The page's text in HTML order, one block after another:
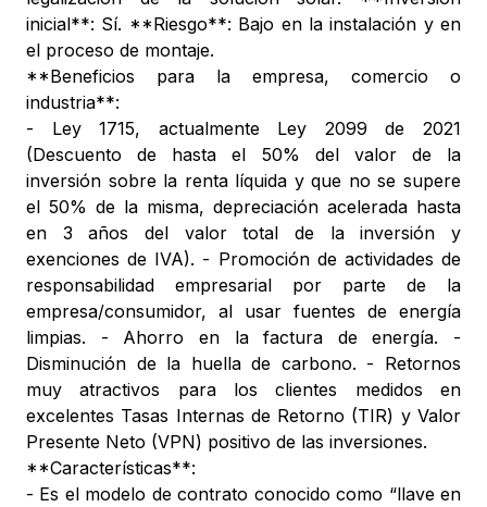
inicial**: Sí. **Riesgo**: Bajo en la instalación y en
el proceso de montaje.
**Beneficios para la empresa, comercio o
industria**:
- Ley 1715, actualmente Ley 2099 de 2021
(Descuento de hasta el 50% del valor de la
inversión sobre la renta líquida y que no se supere
el 50% de la misma, depreciación acelerada hasta
en 3 años del valor total de la inversión y
exenciones de IVA). - Promoción de actividades de
responsabilidad empresarial por parte de la
empresa/consumidor, al usar fuentes de energía
limpias. - Ahorro en la factura de energía. -
Disminución de la huella de carbono. - Retornos
muy atractivos para los clientes medidos en
excelentes Tasas Internas de Retorno (TIR) y Valor
Presente Neto (VPN) positivo de las inversiones.
**Características**:
- Es el modelo de contrato conocido como “llave en